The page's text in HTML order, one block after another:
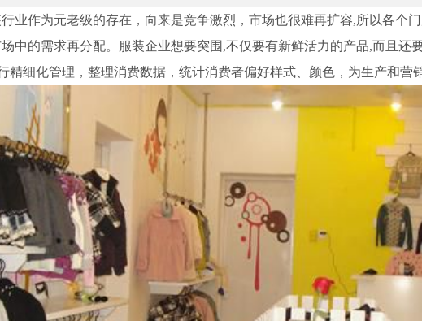
作为元老级的存在，向来是竞争激烈，市场也很难再扩容,所以各个
中的需求再分配。服装企业想要突围,不仅要有新鲜活力的产品,而且还
精细化管理，整理消费数据，统计消费者偏好样式、颜色，为生产和营